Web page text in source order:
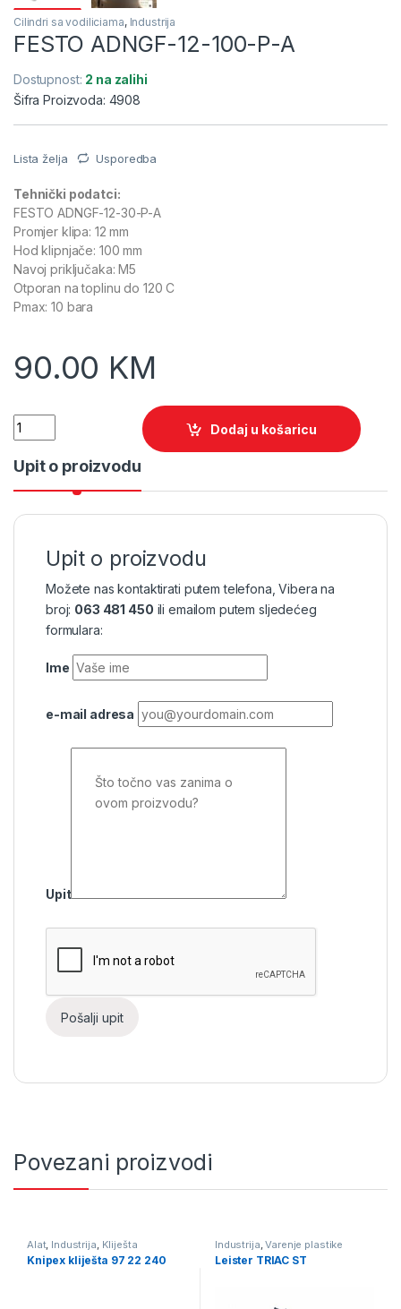
Cilindri sa vodiliciama, Industrija
FESTO ADNGF-12-100-P-A
Dostupnost: 2 na zalihi
Šifra Proizvoda: 4908
Lista želja Usporedba
Tehnički podatci:
FESTO ADNGF-12-30-P-A
Promjer klipa: 12 mm
Hod klipnjače: 100 mm
Navoj priključaka: M5
Otporan na toplinu do 120 C
Pmax: 10 bara
90.00 KM
Quantity
Dodaj u košaricu
Upit o proizvodu
Upit o proizvodu
Možete nas kontaktirati putem telefona, Vibera na
broj: 063 481 450 ili emailom putem sljedećeg
formulara:
Ime
e-mail adresa
Upit
Povezani proizvodi
Alat, Industrija Kliješta
Knipex kliješta 97 22 240
Industrija ,Varenje plastike
Leister TRIAC ST